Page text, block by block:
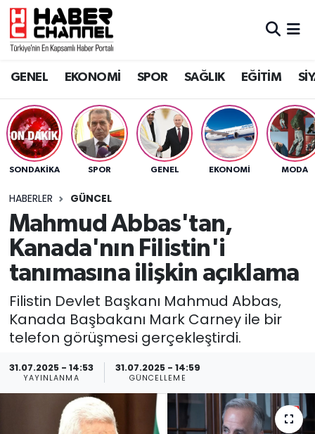
GENEL EKONOMİ SPOR SAĞLIK EĞİTİM
SONDAKIKA SPOR GENEL EKONOMİ MODA
HABERLER GÜNCEL
Mahmud Abbas'tan,
Kanada'nın Filistin'i
tanımasına ilişkin açıklama
Filistin Devlet Başkanı Mahmud Abbas,
Kanada Başbakanı Mark Carney ile bir
telefon görüşmesi gerçekleştirdi.
31.07.2025 - 14:53
YAYINLANMA
31.07.2025 - 14:59
GÜNCELLEME
GENEL
SPOR
SAĞLIK
EĞİTİM
SİYASET
MAGAZİN
Nöbetçi Eczaneler
Trafik Durumu
Süper Lig Puan Durumu ve Fikstür
Tüm Manşetler
Son Dakika Haberleri
Haber Arşivi